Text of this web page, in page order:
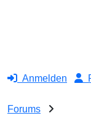
Anmelden
Forums